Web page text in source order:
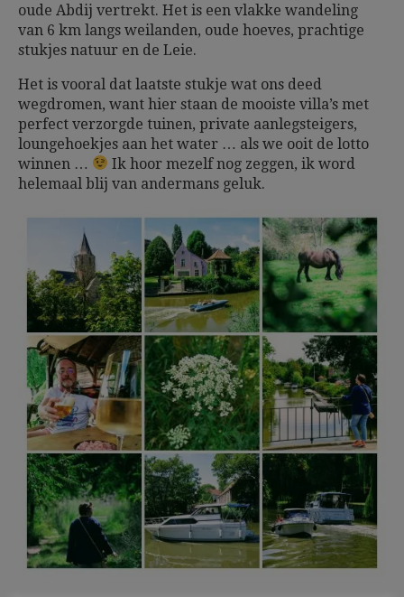
oude Abdij vertrekt. Het is een vlakke wandeling
van 6 km langs weilanden, oude hoeves, prachtige
stukjes natuur en de Leie.
Het is vooral dat laatste stukje wat ons deed
wegdromen, want hier staan de mooiste villa’s met
perfect verzorgde tuinen, private aanlegsteigers,
loungehoekjes aan het water … als we ooit de lotto
winnen …
Ik hoor mezelf nog zeggen, ik word
helemaal blij van andermans geluk.